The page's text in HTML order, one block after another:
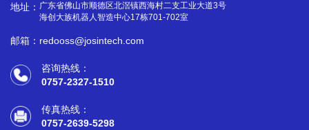
地址： 广东省佛山市顺德区北滘镇西海村二支工业大道3号
海创大族机器人智造中心17栋701-702室
邮箱：redooss@josintech.com
咨询热线：
0757-2327-1510
传真热线：
0757-2639-5298